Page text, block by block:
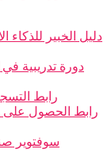
دليل الخبير للذكاء
دورة تدريبية
رابط التسجيل
سوفتوير